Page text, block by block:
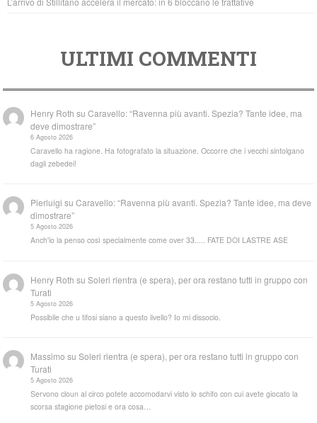
ULTIMI COMMENTI
Henry Roth suCaravello: “Ravenna più avanti. Spezia? Tante idee, ma
deve dimostrare”
6 Agosto 2026
Caravello ha ragione. Ha fotografato la situazione. Occorre che i vecchi sintolgano
dagli zebedei!
Pierluigi suCaravello: “Ravenna più avanti. Spezia? Tante idee, ma deve
dimostrare”
5 Agosto 2026
Anch'io la penso così specialmente come over 33..... FATE DOI LASTRE ASE
Henry Roth suSoleri rientra (e spera), per ora restano tutti in gruppo con
Turati
5 Agosto 2026
Possibile che u tifosi siano a questo livello? Io mi dissocio.
Massimo suSoleri rientra (e spera), per ora restano tutti in gruppo con
Turati
5 Agosto 2026
Servono cloun al circo potete accomodarvi visto lo schifo con cui avete giocato la
scorsa stagione pietosi e ora cosa…